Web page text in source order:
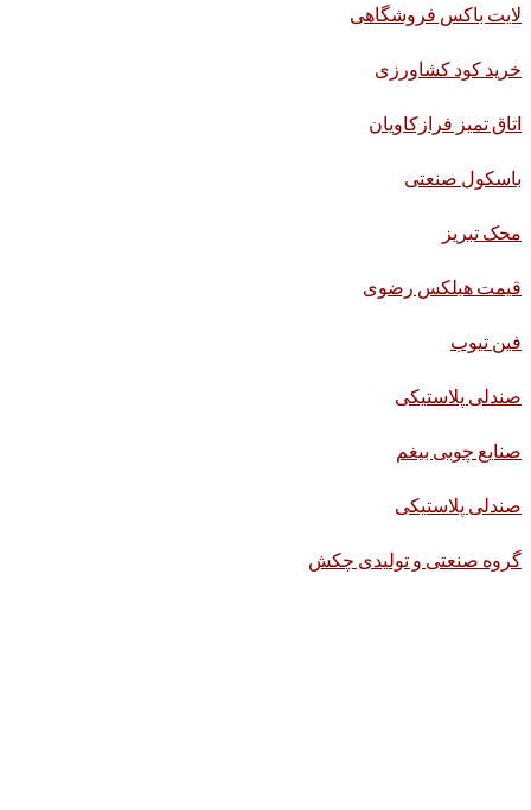
لایت باکس فروشگاهی
خرید کود کشاورزی
اتاق تمیز فرازکاویان
باسکول صنعتی
محک تبریز
قیمت هبلکس رضوی
فین تیوب
صندلی پلاستیکی
صنایع چوبی بیغم
صندلی پلاستیکی
گروه صنعتی و تولیدی چکش